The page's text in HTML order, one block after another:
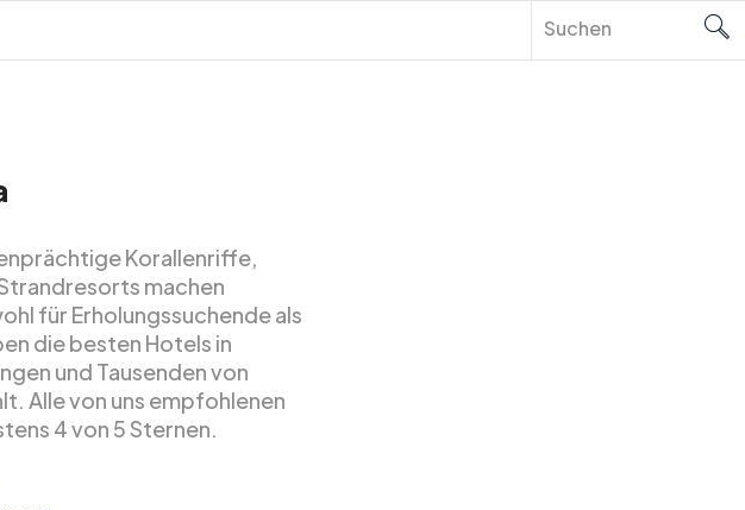
Korallenriffe,
machen
für Erholungssuchende als
die besten Hotels in
und Tausenden von
Alle von uns empfohlenen
4 von 5 Sternen.